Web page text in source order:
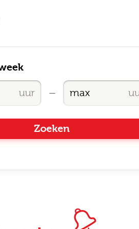
—
Zoeken
Ik